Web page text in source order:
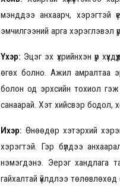
мэнддээ анхаарч, хэрэгтэй
эмчилгээний арга
Үхэр: Эцэг эх үхрийнхэн үр
өгөх болно. Ажил амралтаа
болон од эрхсийн тохиол гэж
санаарай. Хэт хийсвэр бодол,
Ихэр: Өнөөдөр хэтэрхий
хэрэгтэй. Гэр бүлдээ
нэмэгдэнэ. Эерэг хандлага
гайхалтай үйлдлээ